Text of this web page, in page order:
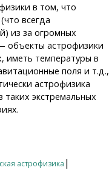
в том, что
всегда
из за огромных
объекты астрофизики
иметь температуры в
поля и т.д.,
астрофизика
экстремальных
астрофизика |